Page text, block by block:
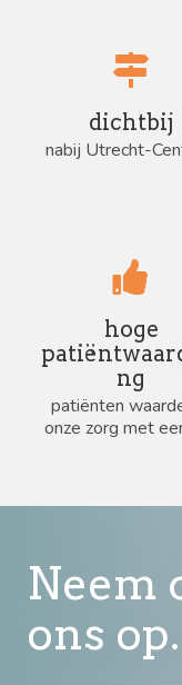
dichtbij
nabij Utrecht-
hoge
ng
patiënten
onze zorg met
Neem
ons op.